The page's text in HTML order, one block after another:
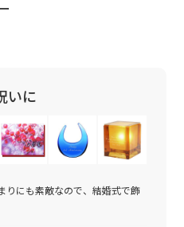
いに
りにも素敵なので、結婚式で飾